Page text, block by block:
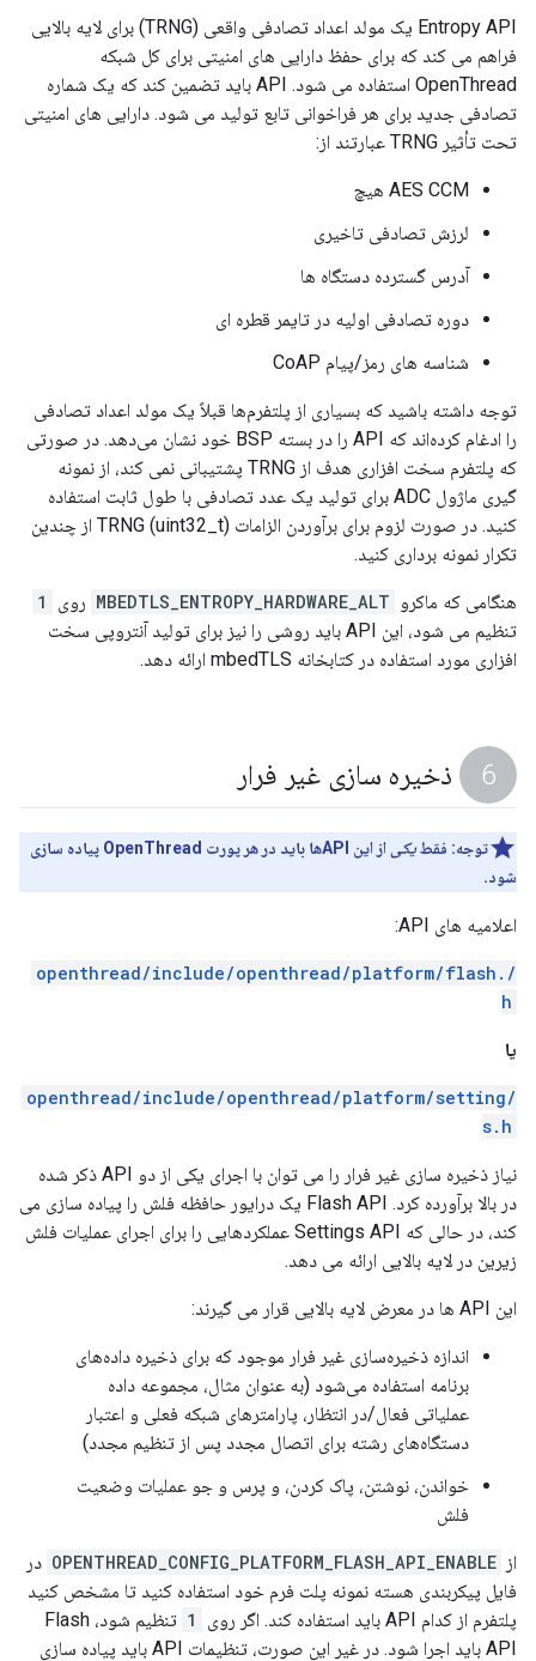
Entropy API یک مولد اعداد تصادفی واقعی (TRNG) برای لایه بالایی
فراهم می کند که برای حفظ دارایی های امنیتی برای کل شبکه
OpenThread استفاده می شود. API باید تضمین کند که یک شماره
تصادفی جدید برای هر فراخوانی تابع تولید می شود. دارایی های امنیتی
تحت تأثیر TRNG عبارتند از:
AES CCM هیچ
لرزش تصادفی تاخیری
آدرس گسترده دستگاه ها
دوره تصادفی اولیه در تایمر قطره ای
شناسه های رمز/پیام CoAP
توجه داشته باشید که بسیاری از پلتفرم‌ها قبلاً یک مولد اعداد تصادفی
را ادغام کرده‌اند که API را در بسته BSP خود نشان می‌دهد. در صورتی
که پلتفرم سخت افزاری هدف از TRNG پشتیبانی نمی کند، از نمونه
گیری ماژول ADC برای تولید یک عدد تصادفی با طول ثابت استفاده
کنید. در صورت لزوم برای برآوردن الزامات TRNG (uint32_t) از چندین
تکرار نمونه برداری کنید.
هنگامی که ماکرو MBEDTLS_ENTROPY_HARDWARE_ALT روی
1
تنظیم می شود، این API باید روشی را نیز برای تولید آنتروپی سخت
افزاری مورد استفاده در کتابخانه mbedTLS ارائه دهد.
ذخیره سازی غیر فرار
توجه: فقطیکی
از این APIها باید در هر پورت OpenThread پیاده سازی
شود.
اعلامیه های API:
/openthread/include/openthread/platform/flash.
h
یا
/openthread/include/openthread/platform/setting
s.h
نیاز ذخیره سازی غیر فرار را می توان با اجرای یکی از دو API ذکر شده
در بالا برآورده کرد. Flash API یک درایور حافظه فلش را پیاده سازی می
کند، در حالی که Settings API عملکردهایی را برای اجرای عملیات فلش
زیرین در لایه بالایی ارائه می دهد.
این API ها در معرض لایه بالایی قرار می گیرند:
اندازه ذخیره‌سازی غیر فرار موجود که برای ذخیره داده‌های
برنامه استفاده می‌شود (به عنوان مثال، مجموعه داده
عملیاتی فعال/در انتظار، پارامترهای شبکه فعلی و اعتبار
دستگاه‌های رشته برای اتصال مجدد پس از تنظیم مجدد)
خواندن، نوشتن، پاک کردن، و پرس و جو عملیات وضعیت
فلش
از OPENTHREAD_CONFIG_PLATFORM_FLASH_API_ENABLE در
فایل پیکربندی هسته نمونه پلت فرم خود استفاده کنید تا مشخص کنید
پلتفرم از کدام API باید استفاده کند. اگر روی
1
تنظیم شود، Flash
API باید اجرا شود. در غیر این صورت، تنظیمات API باید پیاده سازی